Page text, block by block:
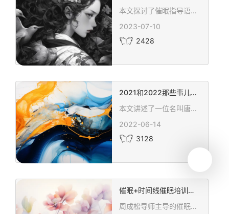
本文探讨了催眠指导语作为改善失眠的非药物疗法的应用价值。催眠指导语相较于传统药物治疗，因其安全无副作用、个性化治疗方案和持久效果等优点，成为提升睡眠质量的重要手段。文章深入分析了催眠指导语的原理、应用方法及其在治疗失眠中的实际成效，为失眠患者提供了新的治疗选择。
2023-07-10
2428
2021和2022那些事儿（一个抑郁休学孩子的成长路）
本文讲述了一位名叫唐晨的学生如何在抑郁和休学的困境中找到了成长和自我实现的道路。通过一系列的个人挑战和努力，包括学习生活技能、尝试新兴趣、克服人际交往的恐惧等，他逐渐重拾自信，实现了蜕变。文章还展示了心理咨询在帮助他走出心理困境、恢复正常学习和生活中的关键作用。这是一则鼓舞人心的故事，展示了面对生活挑战时的积极态度和改变的可能性，为面临类似困境的青少年提供了宝贵的启示和希望。
2022-06-14
3128
催眠+时间线催眠培训技术证书班
周成松导师主导的催眠+时间线培训课程，专注于通过催眠技术探索和调整潜意识，以促进个人成长和解决心理问题。该课程结合了恍惚催眠、清醒催眠等多种催眠方法，旨在解开人们生命状态、情感反应、学习潜力等方面的内在限制，开发心理潜能。适合心理健康专业人士、教育工作者、商业领导者等广泛学习应用，课程内容涵盖催眠理论流派、心身失衡诱导、记忆结构调整等多项实用技术，旨在帮助学员掌握催眠术，改善生活质量，提升专业技能。